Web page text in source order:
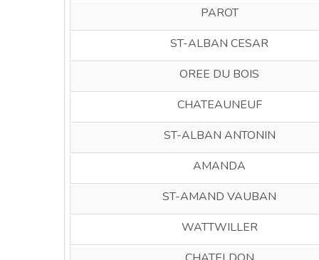
PAROT
ST-ALBAN CESAR
OREE DU BOIS
CHATEAUNEUF
ST-ALBAN ANTONIN
AMANDA
ST-AMAND VAUBAN
WATTWILLER